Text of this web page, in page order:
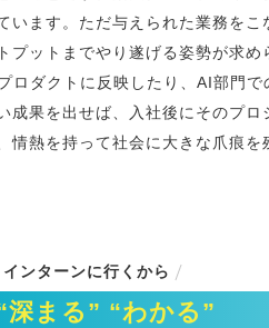
います。ただ与えられた業務を
プットまでやり遂げる姿勢が求
ロダクトに反映したり、AI部門
成果を出せば、入社後にそのプ
情熱を持って社会に大きな爪痕
インターンに行くから
深まる” “わかる”